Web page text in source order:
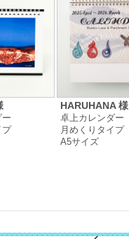
プ
HARUHANA 様
卓上カレンダー
月めくりタイプ
A5サイズ